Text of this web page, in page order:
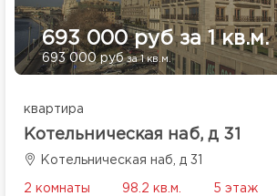
693 000 руб за 1 кв.м.
693 000 рубза 1 кв.м.
квартира
Котельническая наб, д 31
Котельническая наб, д 31
2 комнаты 98.2 кв.м. 5 этаж